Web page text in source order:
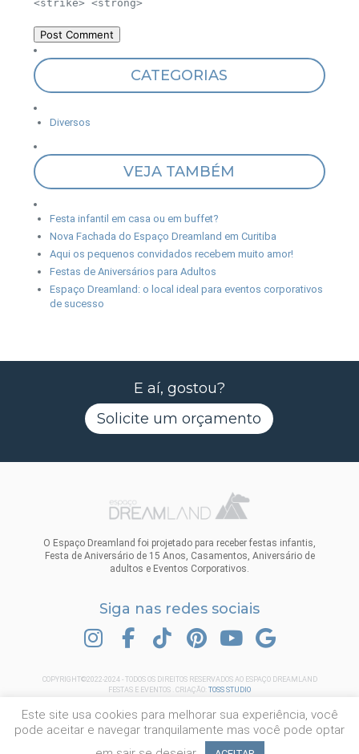
<strike> <strong>
CATEGORIAS
Diversos
VEJA TAMBÉM
Festa infantil em casa ou em buffet?
Nova Fachada do Espaço Dreamland em Curitiba
Aqui os pequenos convidados recebem muito amor!
Festas de Aniversários para Adultos
Espaço Dreamland: o local ideal para eventos corporativos
de sucesso
E aí, gostou?
Solicite um orçamento
O Espaço Dreamland foi projetado para receber festas infantis,
Festa de Aniversário de 15 Anos, Casamentos, Aniversário de
adultos e Eventos Corporativos.
Siga nas redes sociais
INSTAGRAMFACEBOOKTIK TOK PINTERESTYOUTUBE
COPYRIGHT©2022-2024 - TODOS OS DIREITOS RESERVADOS AO ESPAÇO DREAMLAND
FESTAS E EVENTOS . CRIAÇÃO:TOSS STUDIO
Este site usa cookies para melhorar sua experiência, você
pode aceitar e navegar tranquilamente mas você pode optar